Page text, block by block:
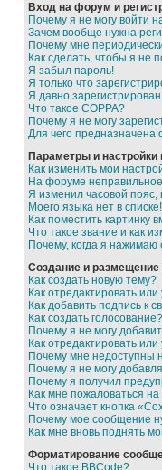
Вход на форум и
Почему я не могу войти
Зачем вообще нужна
Почему мне
Как сделать, чтобы я не
Я забыл пароль!
Я только что
Я давно
Что такое COPPA?
Почему я не могу
Для чего предназначена
Параметры и настройки
Как изменить мои
На форуме
Я изменил часовой пояс,
Моего языка нет в списке!
Как поместить картинку
Что такое звание и как
Почему, когда я нажимаю
Создание и
Как создать новую тему?
Как отредактировать
Как добавить подпись к
Как создать голосование?
Почему я не могу
Как отредактировать
Почему мне недоступны
Почему я не могу
Почему я получил
Как мне пожаловаться
Что означает кнопка
Почему мое сообщение
Как мне вновь поднять
Форматирование
Что такое BBCode?